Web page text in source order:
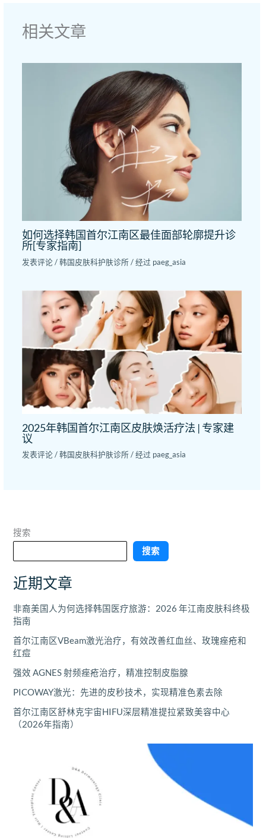
相关文章
如何选择韩国首尔江南区最佳面部轮廓提升诊
所[专家指南]
发表评论/韩国皮肤科护肤诊所/ 经过 paeg_asia
2025年韩国首尔江南区皮肤焕活疗法 | 专家建
议
发表评论/韩国皮肤科护肤诊所/ 经过 paeg_asia
搜索
搜索
近期文章
非裔美国人为何选择韩国医疗旅游：2026 年江南皮肤科终极
指南
首尔江南区VBeam激光治疗，有效改善红血丝、玫瑰痤疮和
红痘
强效 AGNES 射频痤疮治疗，精准控制皮脂腺
PICOWAY激光：先进的皮秒技术，实现精准色素去除
首尔江南区舒林克宇宙HIFU深层精准提拉紧致美容中心
（2026年指南）